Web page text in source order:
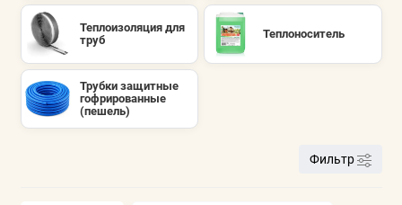
Сантехника чистовая
Показать все
Теплоизоляция для
труб
Теплоноситель
Трубки защитные
гофрированные
(пешель)
Фильтр